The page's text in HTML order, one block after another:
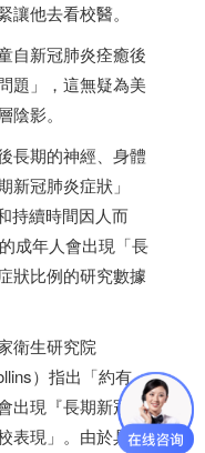
他去看校醫。
自新冠肺炎痊癒後
題」，這無疑為美
影。
長期的神經、身體
新冠肺炎症狀」
持續時間因人而
成年人會出現「長
狀比例的研究數據
衛生研究院
）指出「約有
出現『長期新冠肺
表現」。由於具有